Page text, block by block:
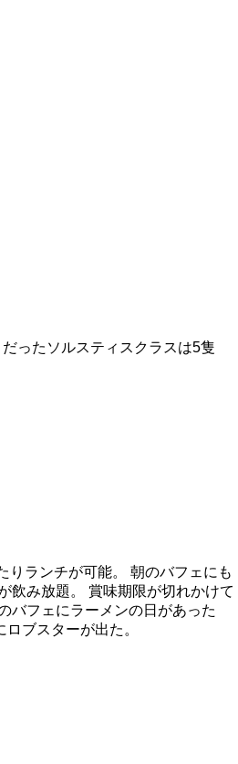
ったソルスティスクラスは5隻
りランチが可能。 朝のバフェにも
飲み放題。 賞味期限が切れかけて
バフェにラーメンの日があった
ブスターが出た。